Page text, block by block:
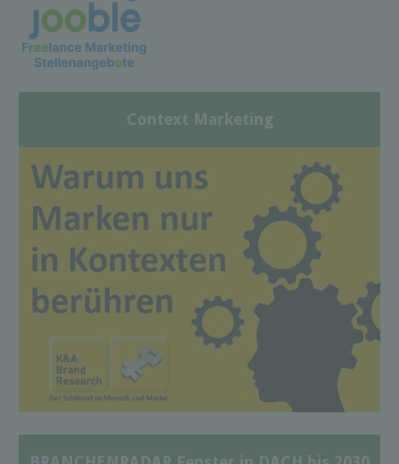
Context Marketing